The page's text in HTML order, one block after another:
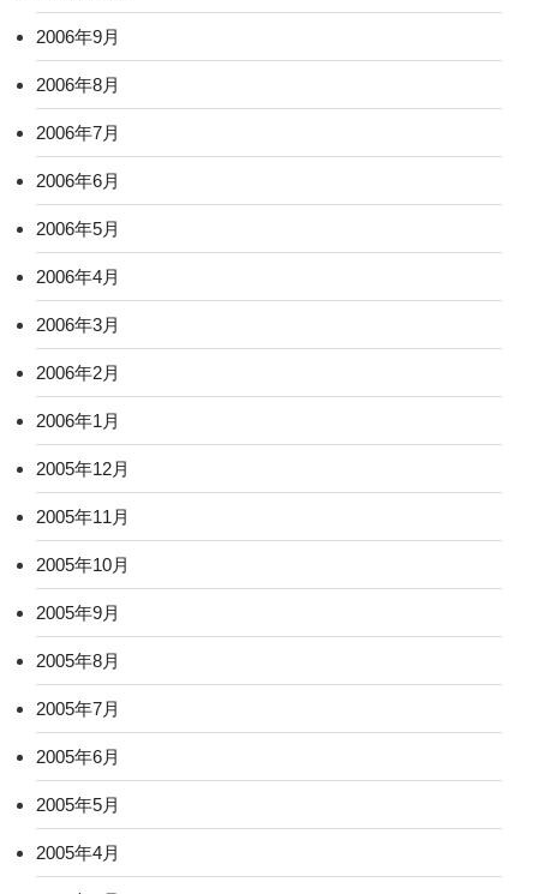
2006年9月
2006年8月
2006年7月
2006年6月
2006年5月
2006年4月
2006年3月
2006年2月
2006年1月
2005年12月
2005年11月
2005年10月
2005年9月
2005年8月
2005年7月
2005年6月
2005年5月
2005年4月